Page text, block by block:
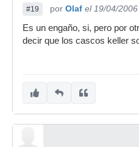
#19 por Olaf el 19/04/2006
Es un engaño, si, pero por
decir que los cascos keller